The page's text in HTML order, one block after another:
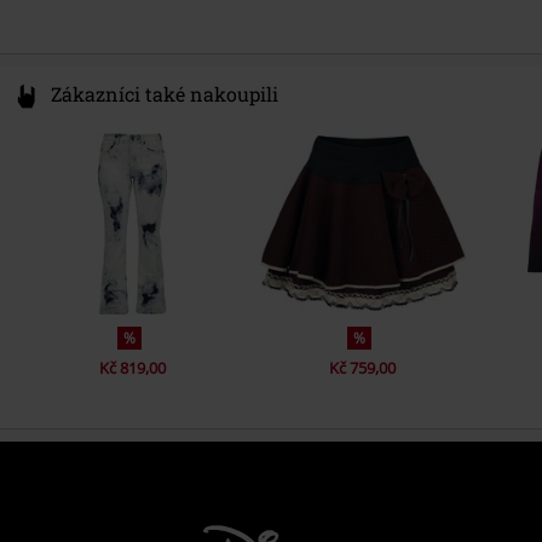
Zákazníci také nakoupili
%
Kč 819,00
%
Kč 759,00